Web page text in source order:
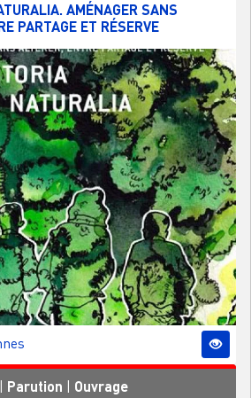
AMÉNAGER SANS
PARTAGE ET RÉSERVE
Parution Ouvrage